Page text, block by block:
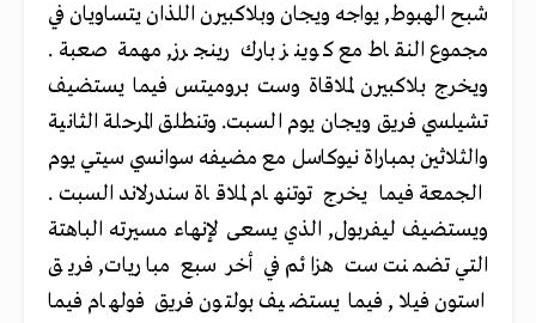
شبح الهبوط, يواجه ويجان وبلاكبيرن اللذان يتساويان في
مجموع النقاط مع كوينز بارك رينجرز, مهمة صعبة.
ويخرج بلاكبيرن لملاقاة وست بروميتس فيما يستضيف
تشيلسي فريق ويجان يوم السبت. وتنطلق المرحلة الثانية
والثلاثين بمباراة نيوكاسل مع مضيفه سوانسي سيتي يوم
الجمعة فيما يخرج توتنهام لملاقاة سندرلاند السبت.
ويستضيف ليفربول, الذي يسعى لإنهاء مسيرته الباهتة
التي تضمنت ست هزائم في أخر سبع مباريات, فريق
استون فيلا, فيما يستضيف بولتون فريق فولهام فيما